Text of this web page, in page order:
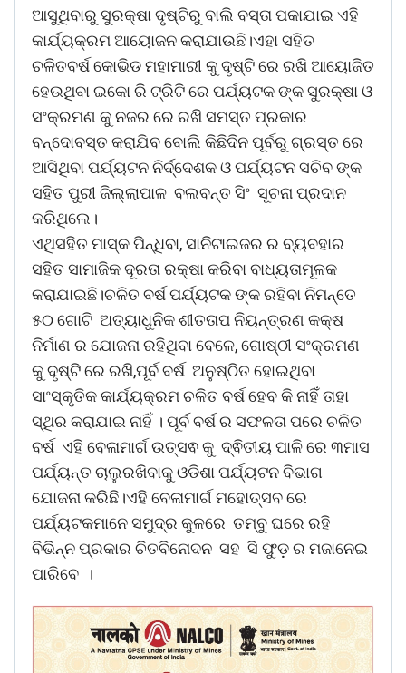
ଆସୁଥିବାରୁ ସୁରକ୍ଷା ଦୃଷ୍ଟିରୁ ବାଲି ବସ୍ତା ପକାଯାଇ ଏହି
କାର୍ଯ୍ୟକ୍ରମ ଆୟୋଜନ କରାଯାଉଛି।ଏହା ସହିତ
ଚଳିତବର୍ଷ କୋଭିଡ ମହାମାରୀ କୁ ଦୃଷ୍ଟି ରେ ରଖି ଆୟୋଜିତ
ହେଉଥିବା ଇକୋ ରି ଟ୍ରିଟି ରେ ପର୍ଯ୍ୟଟକ ଙ୍କ ସୁରକ୍ଷା ଓ
ସଂକ୍ରମଣ କୁ ନଜର ରେ ରଖି ସମସ୍ତ ପ୍ରକାର
ବନ୍ଦୋବସ୍ତ କରାଯିବ ବୋଲି କିଛିଦିନ ପୂର୍ବରୁ ଗ୍ରସ୍ତ ରେ
ଆସିଥିବା ପର୍ଯ୍ୟଟନ ନିର୍ଦ୍ଦେଶକ ଓ ପର୍ଯ୍ୟଟନ ସଚିବ ଙ୍କ
ସହିତ ପୁରୀ ଜିଲ୍ଲାପାଳ ବଲବନ୍ତ ସିଂ ସୂଚନା ପ୍ରଦାନ
କରିଥିଲେ।
ଏଥିସହିତ ମାସ୍କ ପିନ୍ଧିବା, ସାନିଟାଇଜର ର ବ୍ୟବହାର
ସହିତ ସାମାଜିକ ଦୂରତା ରକ୍ଷା କରିବା ବାଧ୍ୟତାମୂଳକ
କରାଯାଇଛି।ଚଳିତ ବର୍ଷ ପର୍ଯ୍ୟଟକ ଙ୍କ ରହିବା ନିମନ୍ତେ
୫୦ ଗୋଟି ଅତ୍ୟାଧୁନିକ ଶୀତତାପ ନିୟନ୍ତ୍ରଣ କକ୍ଷ
ନିର୍ମାଣ ର ଯୋଜନା ରହିଥିବା ବେଳେ, ଗୋଷ୍ଠୀ ସଂକ୍ରମଣ
କୁ ଦୃଷ୍ଟି ରେ ରଖି,ପୂର୍ବ ବର୍ଷ ଅନୁଷ୍ଠିତ ହୋଇଥିବା
ସାଂସ୍କୃତିକ କାର୍ଯ୍ୟକ୍ରମ ଚଳିତ ବର୍ଷ ହେବ କି ନାହିଁ ତାହା
ସ୍ଥିର କରାଯାଇ ନାହିଁ । ପୂର୍ବ ବର୍ଷ ର ସଫଳତା ପରେ ଚଳିତ
ବର୍ଷ ଏହି ବେଳାମାର୍ଗ ଉତ୍ସଵ କୁ ଦ୍ଵିତୀୟ ପାଳି ରେ ୩ମାସ
ପର୍ଯ୍ୟନ୍ତ ଚାଲୁରଖିବାକୁ ଓଡିଶା ପର୍ଯ୍ୟଟନ ବିଭାଗ
ଯୋଜନା କରିଛି।ଏହି ବେଳାମାର୍ଗ ମହୋତ୍ସବ ରେ
ପର୍ଯ୍ୟଟକମାନେ ସମୁଦ୍ର କୁଳରେ ତମ୍ବୁ ଘରେ ରହି
ବିଭିନ୍ନ ପ୍ରକାର ଚିତବିନୋଦନ ସହ ସି ଫୁଡ଼ ର ମଜାନେଇ
ପାରିବେ ।